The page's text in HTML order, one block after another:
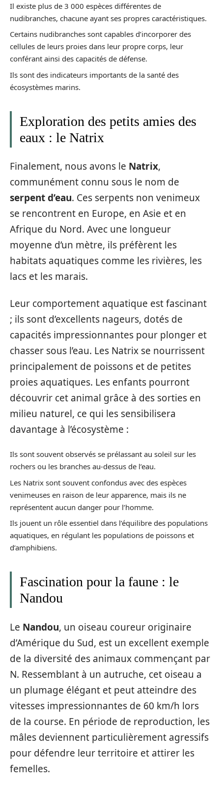
Il existe plus de 3 000 espèces différentes de
nudibranches, chacune ayant ses propres caractéristiques.
Certains nudibranches sont capables d’incorporer des
cellules de leurs proies dans leur propre corps, leur
conférant ainsi des capacités de défense.
Ils sont des indicateurs importants de la santé des
écosystèmes marins.
Exploration des petits amies des
eaux : le Natrix
Finalement, nous avons le Natrix,
communément connu sous le nom de
serpent d’eau. Ces serpents non venimeux
se rencontrent en Europe, en Asie et en
Afrique du Nord. Avec une longueur
moyenne d’un mètre, ils préfèrent les
habitats aquatiques comme les rivières, les
lacs et les marais.
Leur comportement aquatique est fascinant
; ils sont d’excellents nageurs, dotés de
capacités impressionnantes pour plonger et
chasser sous l’eau. Les Natrix se nourrissent
principalement de poissons et de petites
proies aquatiques. Les enfants pourront
découvrir cet animal grâce à des sorties en
milieu naturel, ce qui les sensibilisera
davantage à l’écosystème :
Ils sont souvent observés se prélassant au soleil sur les
rochers ou les branches au-dessus de l’eau.
Les Natrix sont souvent confondus avec des espèces
venimeuses en raison de leur apparence, mais ils ne
représentent aucun danger pour l’homme.
Ils jouent un rôle essentiel dans l’équilibre des populations
aquatiques, en régulant les populations de poissons et
d’amphibiens.
Fascination pour la faune : le
Nandou
Le Nandou, un oiseau coureur originaire
d’Amérique du Sud, est un excellent exemple
de la diversité des animaux commençant par
N. Ressemblant à un autruche, cet oiseau a
un plumage élégant et peut atteindre des
vitesses impressionnantes de 60 km/h lors
de la course. En période de reproduction, les
mâles deviennent particulièrement agressifs
pour défendre leur territoire et attirer les
femelles.